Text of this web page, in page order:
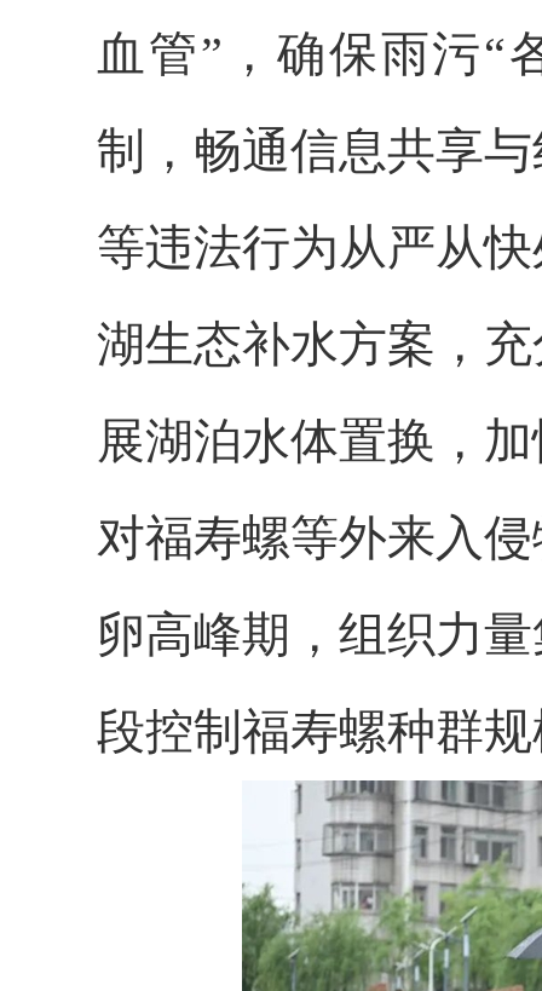
血管”，确保雨污“
制，畅通信息共享
等违法行为从严从
湖生态补水方案，
展湖泊水体置换，
对福寿螺等外来入
卵高峰期，组织力
段控制福寿螺种群